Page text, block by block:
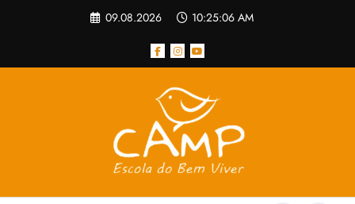
09.08.2026 10:25:06 AM